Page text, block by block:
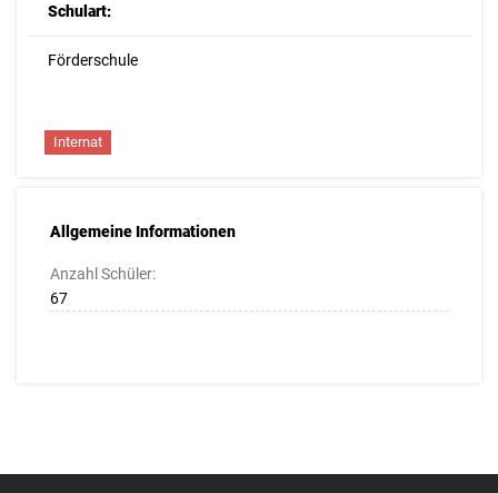
Schulart:
Förderschule
Internat
Allgemeine Informationen
Anzahl Schüler:
67